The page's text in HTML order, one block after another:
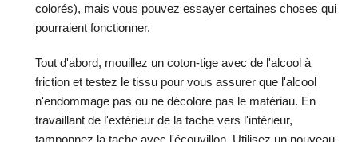
colorés), mais vous pouvez essayer certaines choses qui
pourraient fonctionner.
Tout d'abord, mouillez un coton-tige avec de l'alcool à
friction et testez le tissu pour vous assurer que l'alcool
n'endommage pas ou ne décolore pas le matériau. En
travaillant de l'extérieur de la tache vers l'intérieur,
tamponnez la tache avec l'écouvillon. Utilisez un nouveau